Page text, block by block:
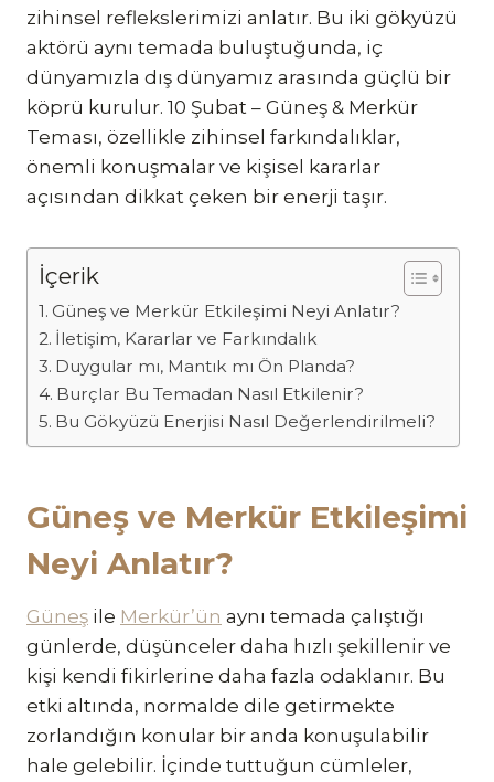
zihinsel reflekslerimizi anlatır. Bu iki gökyüzü
aktörü aynı temada buluştuğunda, iç
dünyamızla dış dünyamız arasında güçlü bir
köprü kurulur. 10 Şubat – Güneş & Merkür
Teması, özellikle zihinsel farkındalıklar,
önemli konuşmalar ve kişisel kararlar
açısından dikkat çeken bir enerji taşır.
İçerik
Güneş ve Merkür Etkileşimi Neyi Anlatır?
İletişim, Kararlar ve Farkındalık
Duygular mı, Mantık mı Ön Planda?
Burçlar Bu Temadan Nasıl Etkilenir?
Bu Gökyüzü Enerjisi Nasıl Değerlendirilmeli?
Güneş ve Merkür Etkileşimi
Neyi Anlatır?
Güneş ile Merkür’ün aynı temada çalıştığı
günlerde, düşünceler daha hızlı şekillenir ve
kişi kendi fikirlerine daha fazla odaklanır. Bu
etki altında, normalde dile getirmekte
zorlandığın konular bir anda konuşulabilir
hale gelebilir. İçinde tuttuğun cümleler,